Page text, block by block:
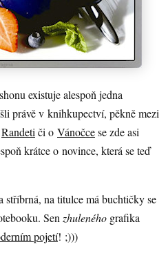
existuje alespoň jedna
právě v knihkupectví, pěkně mezi
Randeti či o Vánočcese zde asi
krátce o novince, která se teď
stříbrná, na titulce má buchtičky se
Sen zhuleného grafika
pojetí! ;)))